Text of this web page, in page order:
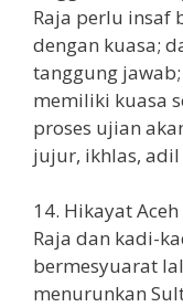
Raja perlu insaf
dengan kuasa;
tanggung
memiliki kuasa
proses ujian
jujur, ikhlas, adil
14. Hikayat
Raja dan kadi-
bermesyuarat
menurunkan